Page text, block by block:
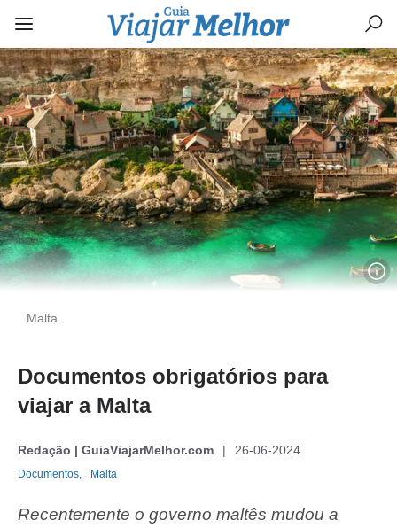
Malta
Documentos obrigatórios para
viajar a Malta
Redação | GuiaViajarMelhor.com 26-06-2024
Documentos, Malta
Recentemente o governo maltês mudou a